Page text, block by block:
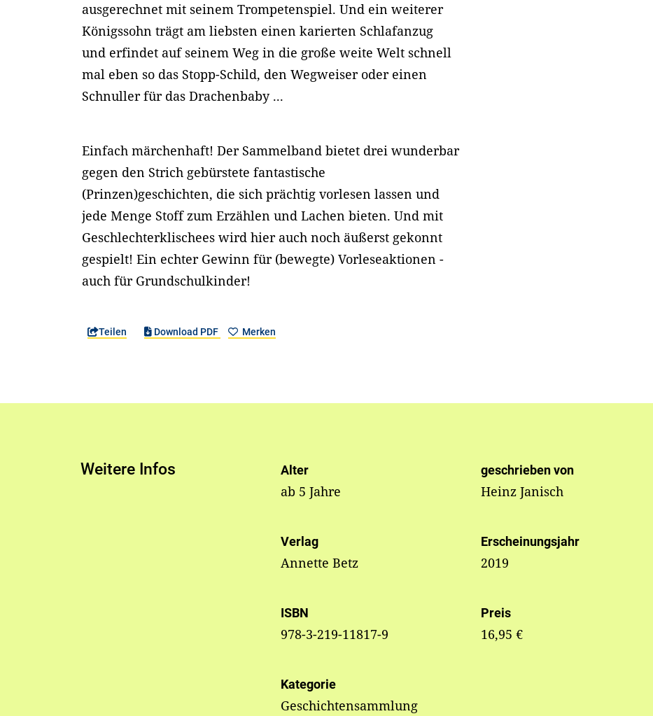
ausgerechnet mit seinem Trompetenspiel. Und ein weiterer
Königssohn trägt am liebsten einen karierten Schlafanzug
und erfindet auf seinem Weg in die große weite Welt schnell
mal eben so das Stopp-Schild, den Wegweiser oder einen
Schnuller für das Drachenbaby ...
Einfach märchenhaft! Der Sammelband bietet drei wunderbar
gegen den Strich gebürstete fantastische
(Prinzen)geschichten, die sich prächtig vorlesen lassen und
jede Menge Stoff zum Erzählen und Lachen bieten. Und mit
Geschlechterklischees wird hier auch noch äußerst gekonnt
gespielt! Ein echter Gewinn für (bewegte) Vorleseaktionen -
auch für Grundschulkinder!
Teilen Download PDF Merken
Weitere Infos Alter
ab 5 Jahre
geschrieben von
Heinz Janisch
Verlag
Annette Betz
Erscheinungsjahr
2019
ISBN
978-3-219-11817-9
Preis
16,95 €
Kategorie
Geschichtensammlung